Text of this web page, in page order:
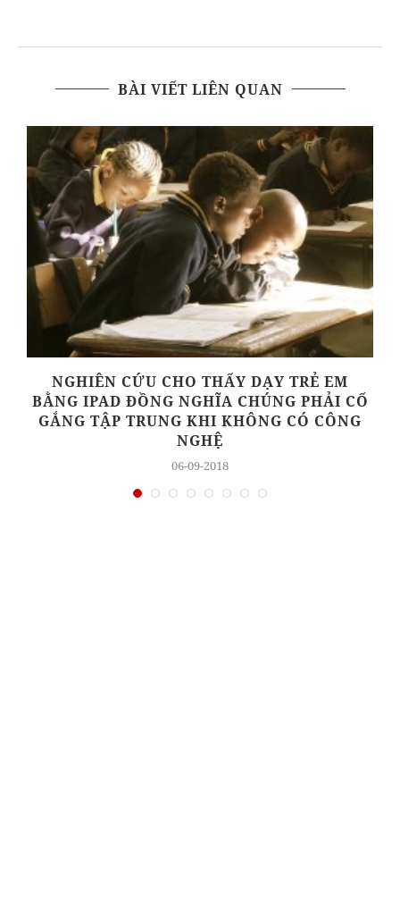
BÀI VIẾT LIÊN QUAN
NGHIÊN CỨU CHO THẤY DẠY TRẺ EM
BẰNG IPAD ĐỒNG NGHĨA CHÚNG PHẢI CỐ
GẮNG TẬP TRUNG KHI KHÔNG CÓ CÔNG
NGHỆ
06-09-2018